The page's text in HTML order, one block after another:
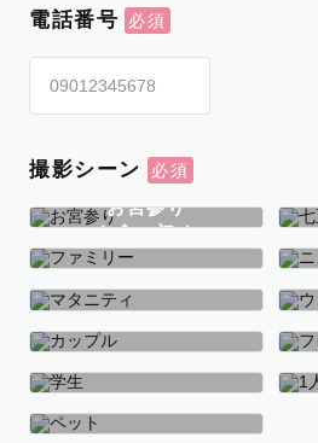
電話番号
撮影シーン
お宮参り
お食い初め
ファミリー
マタニティ
カップル
学生